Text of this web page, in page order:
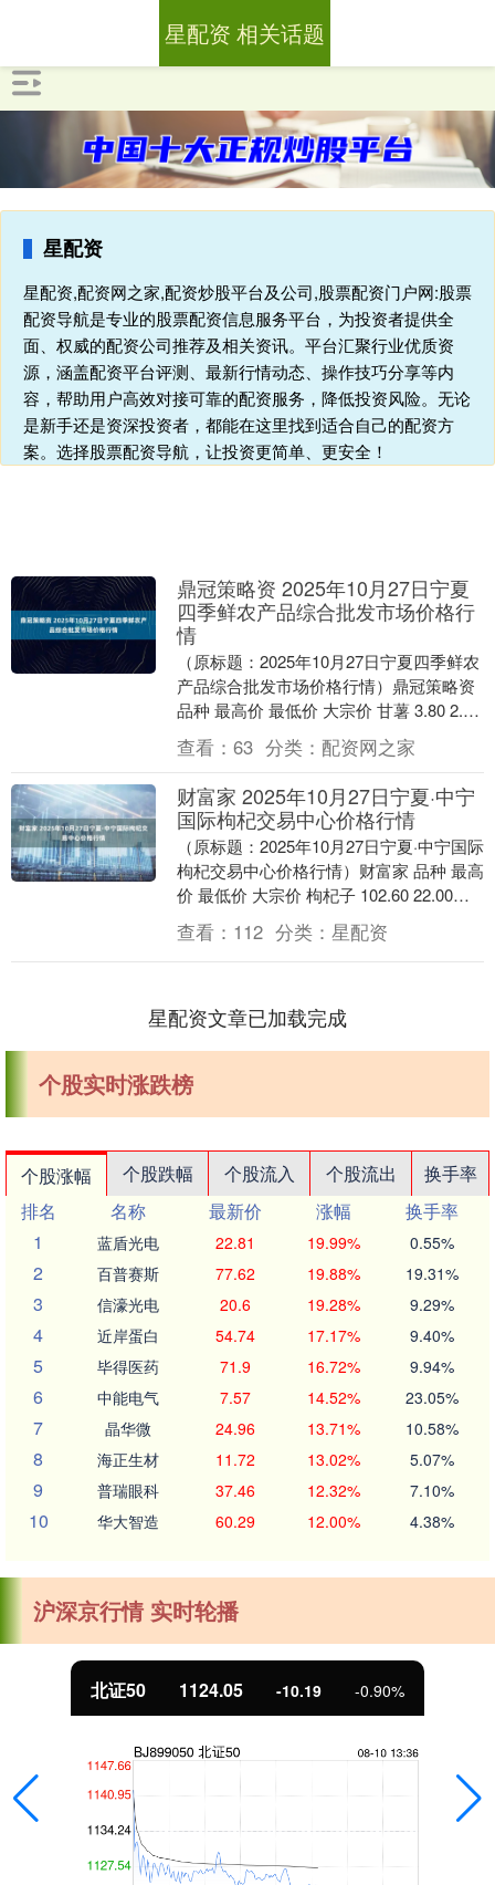
星配资
星配资,配资网之家,配资炒股平台及公司,股票配资门户网:股票
配资导航是专业的股票配资信息服务平台，为投资者提供全
面、权威的配资公司推荐及相关资讯。平台汇聚行业优质资
源，涵盖配资平台评测、最新行情动态、操作技巧分享等内
容，帮助用户高效对接可靠的配资服务，降低投资风险。无论
是新手还是资深投资者，都能在这里找到适合自己的配资方
案。选择股票配资导航，让投资更简单、更安全！
星配资 相关话题
鼎冠策略资 2025年10月27日宁夏
四季鲜农产品综合批发市场价格行
情
（原标题：2025年10月27日宁夏四季鲜农
产品综合批发市场价格行情）鼎冠策略资
品种 最高价 最低价 大宗价 甘薯 3.80 2.00
2.90 大白菜 0.....
查看： 63 分类： 配资网之家
财富家 2025年10月27日宁夏·中宁
国际枸杞交易中心价格行情
（原标题：2025年10月27日宁夏·中宁国际
枸杞交易中心价格行情）财富家 品种 最高
价 最低价 大宗价 枸杞子 102.60 22.00
41.40 单位：元....
查看： 112 分类： 星配资
星配资文章已加载完成
个股实时涨跌榜
个股涨幅 个股跌幅 个股流入 个股流出
换手率
排名
名称 最新价 涨幅
换手率
1
蓝盾光电 22.81 19.99% 0.55%
2 百普赛斯 77.62 19.88% 19.31%
3 信濠光电 20.6 19.28% 9.29%
4 近岸蛋白 54.74 17.17% 9.40%
5 毕得医药 71.9 16.72% 9.94%
6 中能电气 7.57 14.52% 23.05%
7 晶华微 24.96 13.71% 10.58%
8 海正生材 11.72 13.02% 5.07%
9 普瑞眼科 37.46 12.32% 7.10%
10 华大智造 60.29 12.00% 4.38%
沪深京行情 实时轮播
北证50 1124.05 -10.19 -0.90%